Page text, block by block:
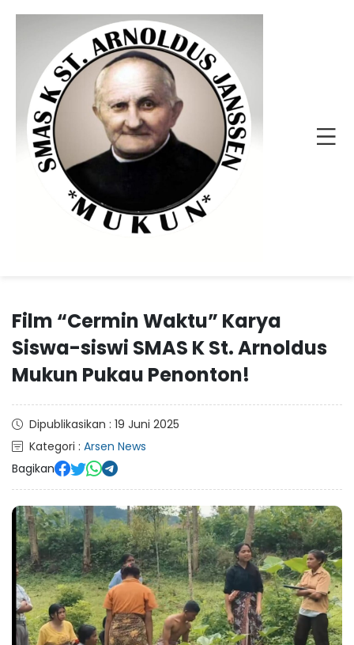
Film “Cermin Waktu” Karya
Siswa-siswi SMAS K St. Arnoldus
Mukun Pukau Penonton!
Dipublikasikan : 19 Juni 2025
Kategori : Arsen News
Bagikan